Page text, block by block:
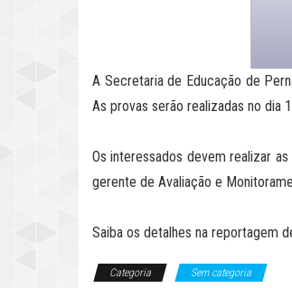
A Secretaria de Educação de
As provas serão realizadas no dia
Os interessados devem realizar
gerente de Avaliação e
Saiba os detalhes na reportagem
Categoria Sem categoria